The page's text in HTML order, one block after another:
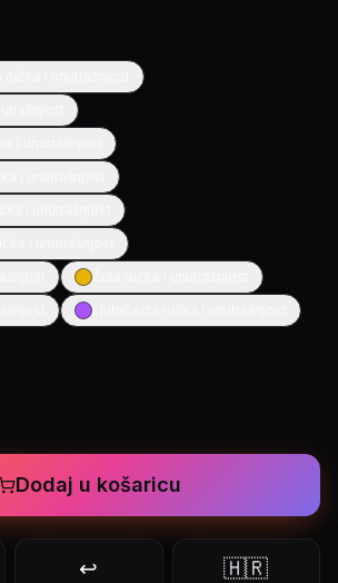
Dodaj u košaricu
↩️ 🇭🇷